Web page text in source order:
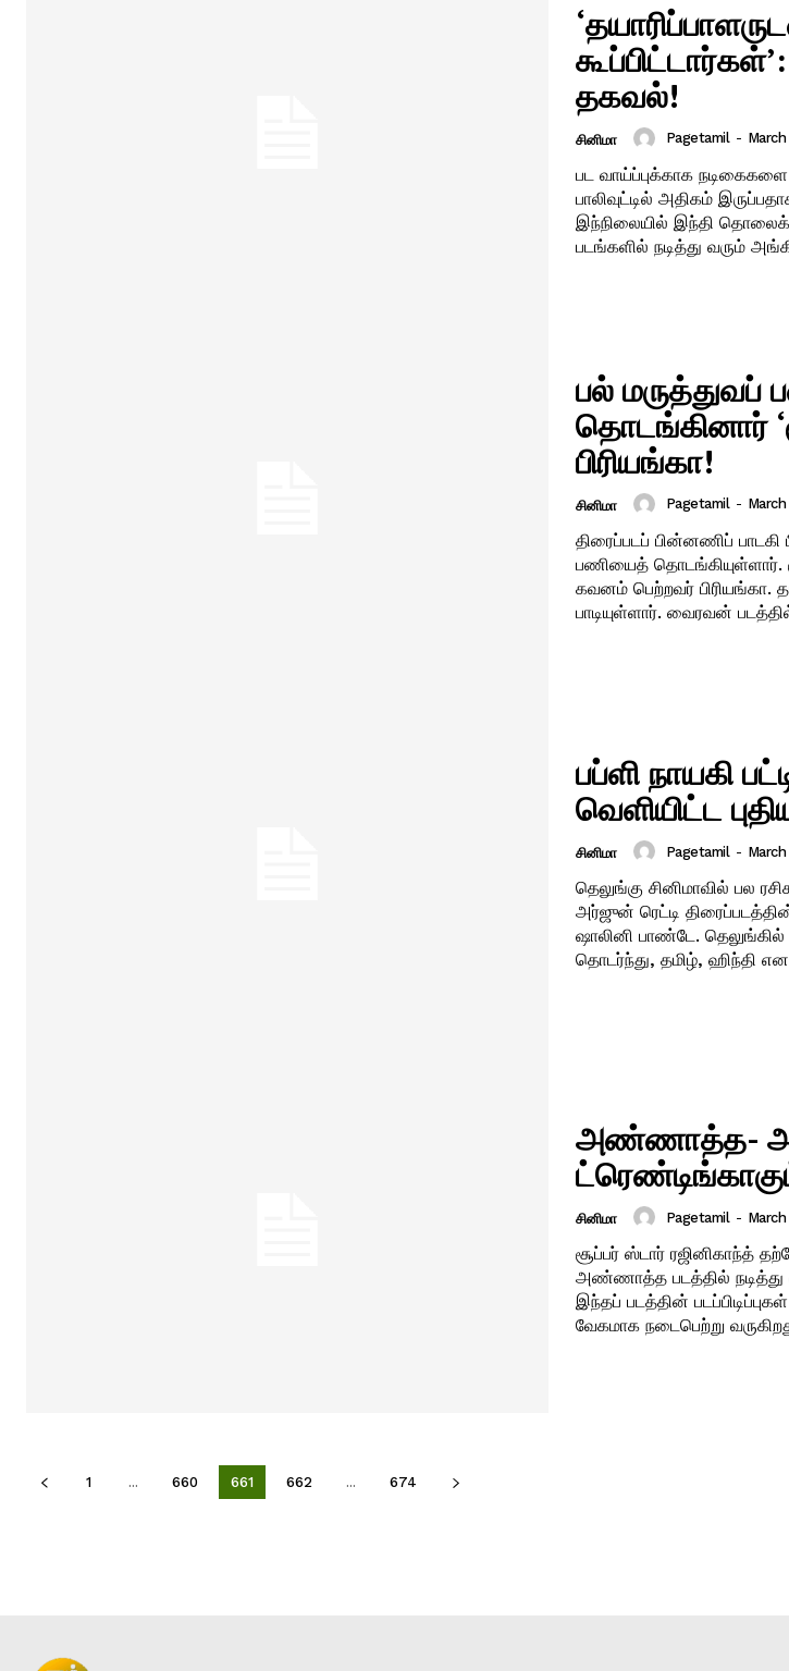
தகவல்!
சினிமா Pagetamil -
பட வாய்ப்புக்காக
பாலிவுட்டில் அதிகம்
இந்நிலையில் இந்தி
படங்களில் நடித்து வரும்
பல்
தொடங்கினார்
பிரியங்கா!
சினிமா Pagetamil -
திரைப்படப் பின்னணிப் பாடகி
பணியைத் தொடங்கியுள்ளார். சூப்பர் சிங்கர் நிகழ்ச்சியில் இடம்பெற்று
கவனம் பெற்றவர் பிரியங்கா.
பாடியுள்ளார். வைரவன்
பப்ளி நாயகி
வெளியிட்ட
சினிமா Pagetamil -
தெலுங்கு சினிமாவில்
அர்ஜுன் ரெட்டி
ஷாலினி பாண்டே. தெலுங்கில் இந்தப் படம் சூப்பர் ஹிட் அடித்ததை
தொடர்ந்து, தமிழ், ஹிந்தி
அண்ணாத்த-
சினிமா Pagetamil -
சூப்பர் ஸ்டார் ரஜினிகாந்த்
அண்ணாத்த படத்தில் நடித்து
இந்தப் படத்தின்
1 ... 660 661 662 ... 674